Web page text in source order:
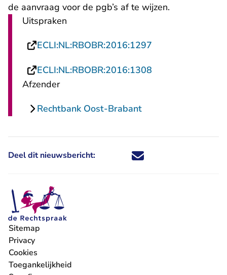
de aanvraag voor de pgb’s af te wijzen.
Uitspraken
ECLI:NL:RBOBR:2016:1297
ECLI:NL:RBOBR:2016:1308
Afzender
Rechtbank Oost-Brabant
Deel dit nieuwsbericht: Deel dit nieuwsbericht via X -
Deel dit nieuwsbericht via
Deel dit nieuwsbericht
Deel dit
Sitemap
Privacy
Cookies
Toegankelijkheid